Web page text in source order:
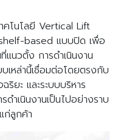
คโนโลยี Vertical Lift
based แบบปิด เพื่อ
แนวตั้ง การดำเนินงาน
เหล่านี้เชื่อมต่อโดยตรงกับ
ริยะ และระบบบริหาร
ำเนินงานเป็นไปอย่างราบ
ก่ลูกค้า